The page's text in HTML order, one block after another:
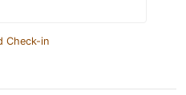
Check-in